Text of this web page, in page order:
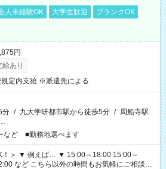
人未経験OK 大学生歓迎
ブランクOK
円
あり
規定内支給 ※派遣先による
分 / 九大学研都市駅から徒歩5分 / 周船寺駅
など ■勤務地選べます
15:00～
もお気軽にご相談く